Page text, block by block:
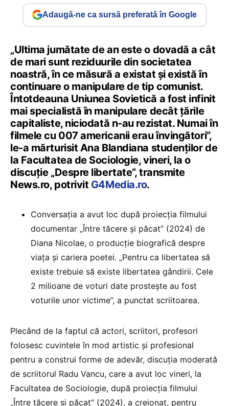
Adaugă-ne ca sursă preferată în Google
„Ultima jumătate de an este o dovadă a cât
de mari sunt reziduurile din societatea
noastră, în ce măsură a existat şi există în
continuare o manipulare de tip comunist.
Întotdeauna Uniunea Sovietică a fost infinit
mai specialistă în manipulare decât ţările
capitaliste, niciodată n-au rezistat. Numai în
filmele cu 007 americanii erau învingători”,
le-a mărturisit Ana Blandiana studenţilor de
la Facultatea de Sociologie, vineri, la o
discuţie „Despre libertate”, transmite
News.ro, potrivit G4Media.ro.
Conversaţia a avut loc după proiecţia filmului
documentar „Între tăcere şi păcat” (2024) de
Diana Nicolae, o producţie biografică despre
viaţa şi cariera poetei. „Pentru ca libertatea să
existe trebuie să existe libertatea gândirii. Cele
2 milioane de voturi date prosteşte au fost
voturile unor victime”, a punctat scriitoarea.
Plecând de la faptul că actori, scriitori, profesori
folosesc cuvintele în mod artistic şi profesional
pentru a construi forme de adevăr, discuţia moderată
de scriitorul Radu Vancu, care a avut loc vineri, la
Facultatea de Sociologie, după proiecţia filmului
„Între tăcere şi păcat” (2024), a creionat, pentru